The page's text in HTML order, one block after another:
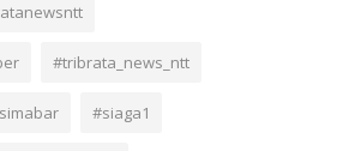
#tribrata_news_ntt
#siaga1